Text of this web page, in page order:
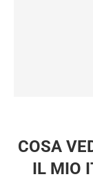
COSA
IL MIO